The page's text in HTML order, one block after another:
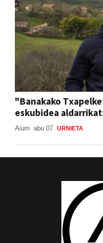
"Banakako
eskubidea
Aiurri abu 07 URNIETA